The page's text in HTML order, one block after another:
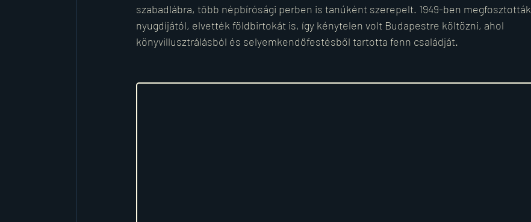
szabadlábra, több népbírósági perben is tanúként szerepelt. 1949-ben megfosztották
nyugdíjától, elvették földbirtokát is, így kénytelen volt Budapestre költözni, ahol
könyvillusztrálásból és selyemkendőfestésből tartotta fenn családját.